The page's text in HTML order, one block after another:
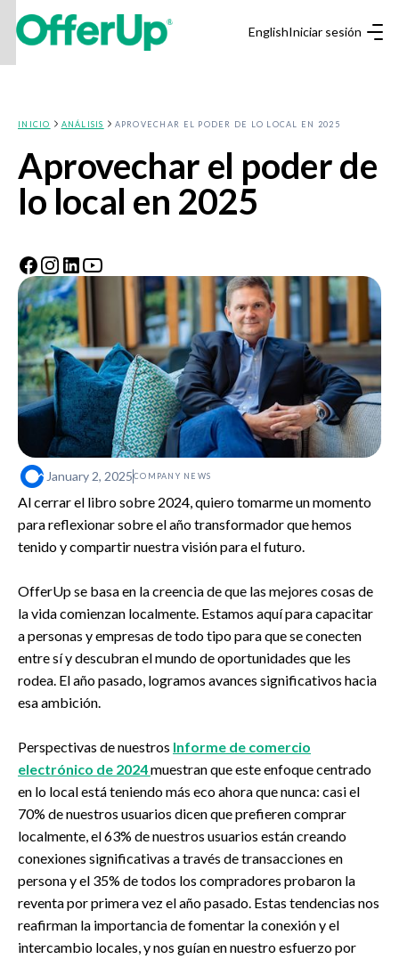
EnglishIniciar sesión
INICIO ANÁLISIS APROVECHAR EL PODER DE LO LOCAL EN 2025
Aprovechar el poder de
lo local en 2025
January 2, 2025COMPANY NEWS
Al cerrar el libro sobre 2024, quiero tomarme un momento
para reflexionar sobre el año transformador que hemos
tenido y compartir nuestra visión para el futuro.
OfferUp se basa en la creencia de que las mejores cosas de
la vida comienzan localmente. Estamos aquí para capacitar
a personas y empresas de todo tipo para que se conecten
entre sí y descubran el mundo de oportunidades que les
rodea. El año pasado, logramos avances significativos hacia
esa ambición.
Perspectivas de nuestros Informe de comercio
electrónico de 2024muestran que este enfoque centrado
en lo local está teniendo más eco ahora que nunca: casi el
70% de nuestros usuarios dicen que prefieren comprar
localmente, el 63% de nuestros usuarios están creando
conexiones significativas a través de transacciones en
persona y el 35% de todos los compradores probaron la
reventa por primera vez el año pasado. Estas tendencias nos
reafirman la importancia de fomentar la conexión y el
intercambio locales, y nos guían en nuestro esfuerzo por